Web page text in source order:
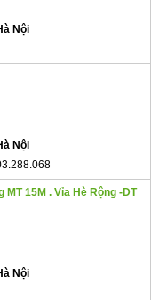
Nội
Nội
MT 15M . Vỉa Hè Rộng -DT
Nội